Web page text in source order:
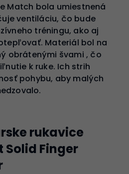
Match bola umiestnená
ventiláciu, čo bude
tréningu, ako aj
Materiál bol na
obrátenými švami , čo
k ruke. Ich strih
pohybu, aby malých
rukavice
Solid Finger